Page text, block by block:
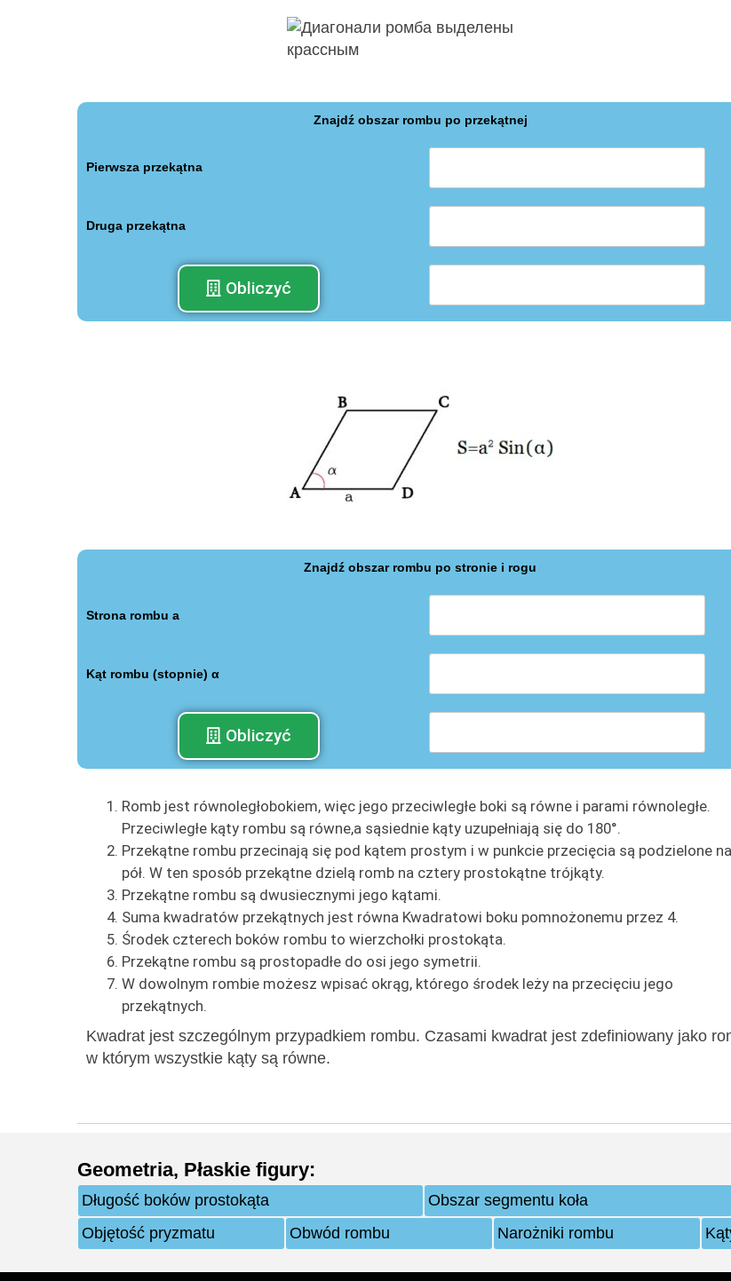
Znajdź obszar rombu po przekątnej
Pierwsza przekątna
Druga przekątna
Obliczyć
Znajdź obszar rombu po stronie i rogu
Strona rombu а
Kąt rombu (stopnie) α
Obliczyć
Romb jest równoległobokiem, więc jego przeciwległe boki są równe i parami równoległe.
Przeciwległe kąty rombu są równe,a sąsiednie kąty uzupełniają się do 180°.
Przekątne rombu przecinają się pod kątem prostym i w punkcie przecięcia są podzielone na
pół. W ten sposób przekątne dzielą romb na cztery prostokątne trójkąty.
Przekątne rombu są dwusiecznymi jego kątami.
Suma kwadratów przekątnych jest równa Kwadratowi boku pomnożonemu przez 4.
Środek czterech boków rombu to wierzchołki prostokąta.
Przekątne rombu są prostopadłe do osi jego symetrii.
W dowolnym rombie możesz wpisać okrąg, którego środek leży na przecięciu jego
przekątnych.
Kwadrat jest szczególnym przypadkiem rombu. Czasami kwadrat jest zdefiniowany jako
w którym wszystkie kąty są równe.
Geometria, Płaskie figury:
Długość boków prostokąta Obszar segmentu koła
Objętość pryzmatu
Obwód rombu Narożniki rombu